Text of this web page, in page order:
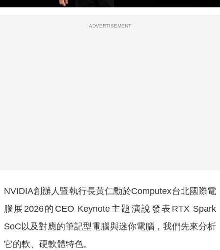
ADVERTISEMENT
NVIDIA創辦人暨執行長黃仁勳於Computex台北國際電
腦展2026的CEO Keynote主題演說發表RTX Spark
SoC以及對應的筆記型電腦與迷你電腦，我們先來分析
它的軟、硬軟體特色。